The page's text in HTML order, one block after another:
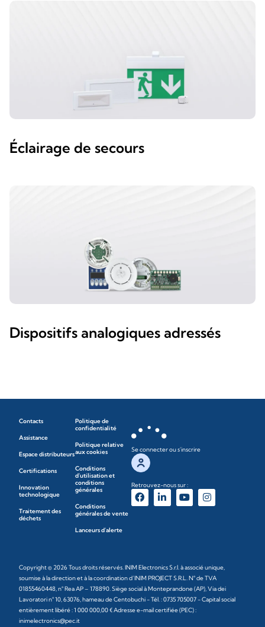
Éclairage de secours
Dispositifs analogiques adressés
Contacts
Assistance
Espace distributeurs
Certifications
Innovation
technologique
Traitement des
déchets
Politique de
confidentialité
Politique relative
aux cookies
Conditions
d'utilisation et
conditions
générales
Conditions
générales de vente
Lanceurs d'alerte
Se connecter ou s'inscrire
Retrouvez-nous sur :
Copyright © 2026 Tous droits réservés. INIM Electronics S.r.l. à associé unique,
soumise à la direction et à la coordination d’INIM PROJECT S.R.L. N° de TVA
01855460448, n° Rea AP – 178890. Siège social à Monteprandone (AP), Via dei
Lavoratori n° 10, 63076, hameau de Centobuchi - Tél. : 0735 705007 - Capital social
entièrement libéré : 1 000 000,00 € Adresse e-mail certifiée (PEC) :
inimelectronics@pec.it